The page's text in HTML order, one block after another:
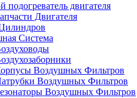
подогреватель двигателя
Двигателя
Система
Воздушных Фильтров
Воздушных Фильтров
Воздушных Фильтров